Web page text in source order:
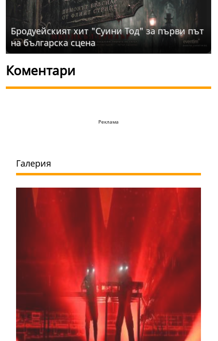
Бродуейският хит "Суини Тод" за първи път
на българска сцена
Коментари
Реклама
Галерия